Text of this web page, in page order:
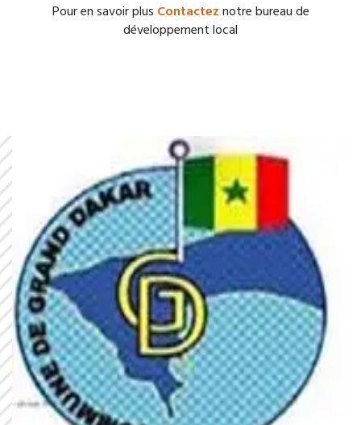
Pour en savoir plus Contacteznotre bureau de
développement local